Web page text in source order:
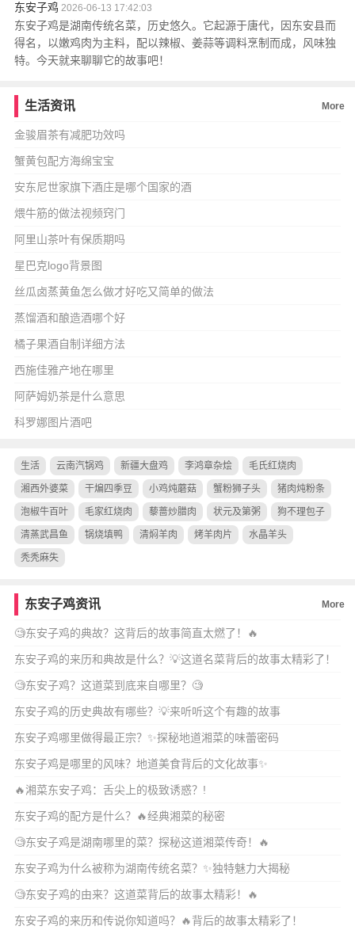
东安子鸡 2026-06-13 17:42:03
东安子鸡是湖南传统名菜，历史悠久。它起源于唐代，因东安县而
得名，以嫩鸡肉为主料，配以辣椒、姜蒜等调料烹制而成，风味独
特。今天就来聊聊它的故事吧！
生活资讯 More
金骏眉茶有减肥功效吗
蟹黄包配方海绵宝宝
安东尼世家旗下酒庄是哪个国家的酒
煨牛筋的做法视频窍门
阿里山茶叶有保质期吗
星巴克logo背景图
丝瓜卤蒸黄鱼怎么做才好吃又简单的做法
蒸馏酒和酿造酒哪个好
橘子果酒自制详细方法
西施佳雅产地在哪里
阿萨姆奶茶是什么意思
科罗娜图片酒吧
生活 云南汽锅鸡 新疆大盘鸡 李鸿章杂烩 毛氏红烧肉
湘西外婆菜 干煸四季豆 小鸡炖蘑菇 蟹粉狮子头 猪肉炖粉条
泡椒牛百叶 毛家红烧肉 藜蔷炒腊肉 状元及第粥 狗不理包子
清蒸武昌鱼 锅烧填鸭 清焖羊肉 烤羊肉片 水晶羊头
秃秃麻失
东安子鸡资讯 More
🧐东安子鸡的典故？这背后的故事简直太燃了！🔥
东安子鸡的来历和典故是什么？💡这道名菜背后的故事太精彩了！
🧐东安子鸡？这道菜到底来自哪里？🧐
东安子鸡的历史典故有哪些？💡来听听这个有趣的故事
东安子鸡哪里做得最正宗？✨探秘地道湘菜的味蕾密码
东安子鸡是哪里的风味？地道美食背后的文化故事✨
🔥湘菜东安子鸡：舌尖上的极致诱惑？!
东安子鸡的配方是什么？🔥经典湘菜的秘密
🧐东安子鸡是湖南哪里的菜？探秘这道湘菜传奇！🔥
东安子鸡为什么被称为湖南传统名菜？✨独特魅力大揭秘
🧐东安子鸡的由来？这道菜背后的故事太精彩！🔥
东安子鸡的来历和传说你知道吗？🔥背后的故事太精彩了！